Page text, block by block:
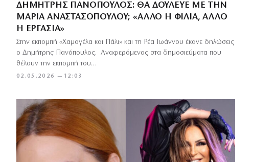
ΔΗΜΉΤΡΗΣ ΠΑΝΌΠΟΥΛΟΣ: ΘΑ ΔΟΎΛΕΥΕ ΜΕ ΤΗΝ
ΜΑΡΊΑ ΑΝΑΣΤΑΣΟΠΟΎΛΟΥ; «ΆΛΛΟ Η ΦΙΛΊΑ, ΆΛΛΟ
Η ΕΡΓΑΣΊΑ»
02.05.2026 — 12:03
Στην εκπομπή «Χαμογέλα και Πάλι» και τη Ρέα Ιωάννου έκανε δηλώσεις
ο Δημήτρης Πανόπουλος. Αναφερόμενος στα δημοσιεύματα που
θέλουν την εκπομπή του…